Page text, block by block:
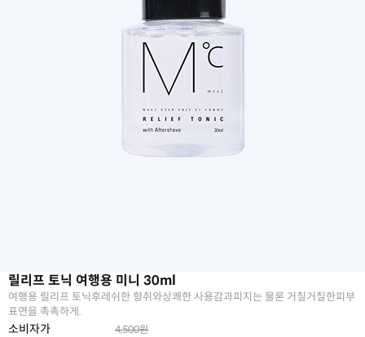
릴리프 토닉 여행용 미니 30ml
여행용 릴리프 토닉후레쉬한 향취와상쾌한 사용감과피지는 물론 거칠거칠한피부
표면을 촉촉하게.
소비자가 4,500원